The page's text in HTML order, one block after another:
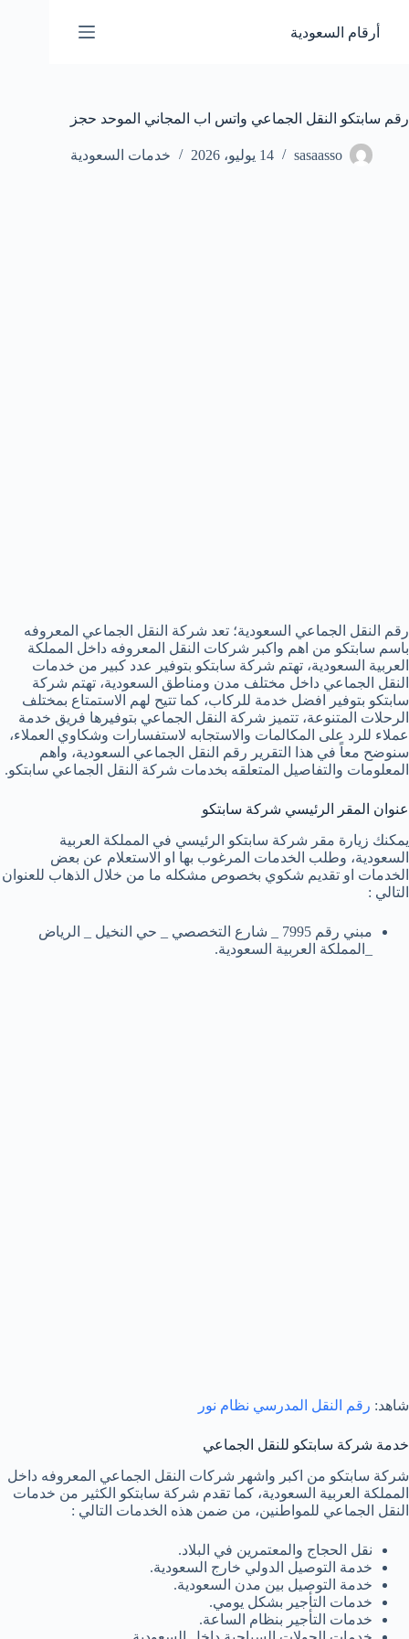
المحتوى
أرقام السعودية
رقم سابتكو النقل الجماعي واتس اب المجاني الموحد حجز
sasaasso 14 يوليو، 2026 خدمات السعودية
رقم النقل الجماعي السعودية؛ تعد شركة النقل الجماعي المعروفه
باسم سابتكو من اهم واكبر شركات النقل المعروفه داخل المملكة
العربية السعودية، تهتم شركة سابتكو بتوفير عدد كبير من خدمات
النقل الجماعي داخل مختلف مدن ومناطق السعودية، تهتم شركة
سابتكو بتوفير افضل خدمة للركاب، كما تتيح لهم الاستمتاع بمختلف
الرحلات المتنوعة، تتميز شركة النقل الجماعي بتوفيرها فريق خدمة
عملاء للرد على المكالمات والاستجابه لاستفسارات وشكاوي العملاء،
سنوضح معاً في هذا التقرير رقم النقل الجماعي السعودية، واهم
المعلومات والتفاصيل المتعلقه بخدمات شركة النقل الجماعي سابتكو.
عنوان المقر الرئيسي شركة سابتكو
يمكنك زيارة مقر شركة سابتكو الرئيسي في المملكة العربية
السعودية، وطلب الخدمات المرغوب بها او الاستعلام عن بعض
الخدمات او تقديم شكوي بخصوص مشكله ما من خلال الذهاب للعنوان
التالي :
مبني رقم 7995 _ شارع التخصصي _ حي النخيل _ الرياض
_المملكة العربية السعودية.
شاهد: رقم النقل المدرسي نظام نور
خدمة شركة سابتكو للنقل الجماعي
شركة سابتكو من اكبر واشهر شركات النقل الجماعي المعروفه داخل
المملكة العربية السعودية، كما تقدم شركة سابتكو الكثير من خدمات
النقل الجماعي للمواطنين، من ضمن هذه الخدمات التالي :
نقل الحجاج والمعتمرين في البلاد.
خدمة التوصيل الدولي خارج السعودية.
خدمة التوصيل بين مدن السعودية.
خدمات التأجير بشكل يومي.
خدمات التأجير بنظام الساعة.